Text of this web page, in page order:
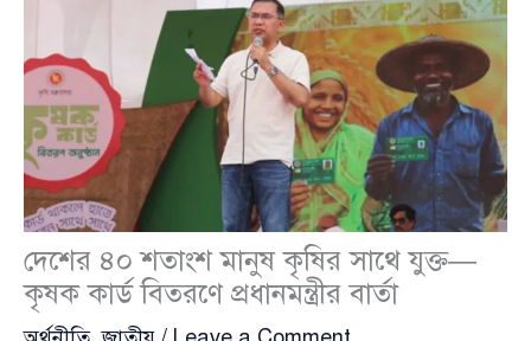
দেশের ৪০ শতাংশ মানুষ কৃষির সাথে যুক্ত—
কৃষক কার্ড বিতরণে প্রধানমন্ত্রীর বার্তা